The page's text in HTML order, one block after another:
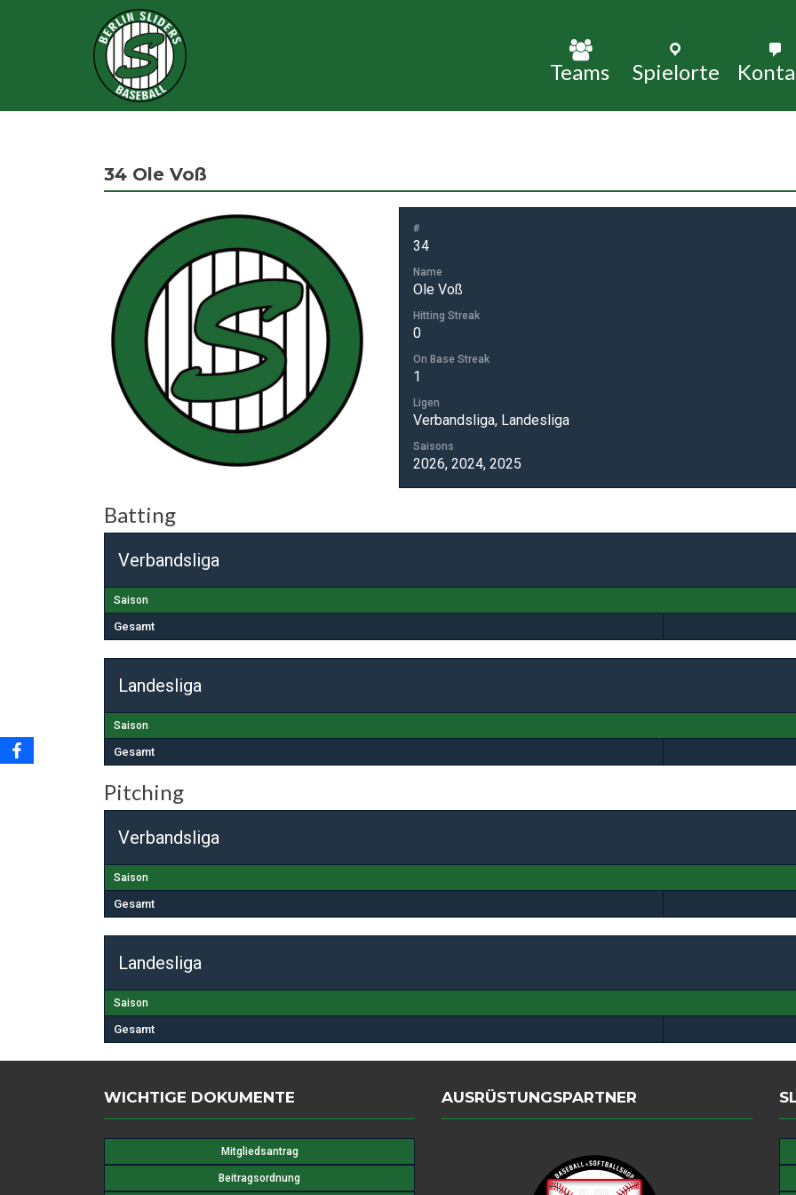
content
Teams Spielorte
34 Ole Voß
#
34
Name
Ole Voß
Hitting Streak
0
On Base Streak
1
Ligen
Verbandsliga, Landesliga
Saisons
2026, 2024, 2025
Batting
Verbandsliga
Saison
Gesamt
Landesliga
Saison
Gesamt
Pitching
Verbandsliga
Saison
Gesamt
Landesliga
Saison
Gesamt
WICHTIGE DOKUMENTE
Mitgliedsantrag
Beitragsordnung
AUSRÜSTUNGSPARTNER